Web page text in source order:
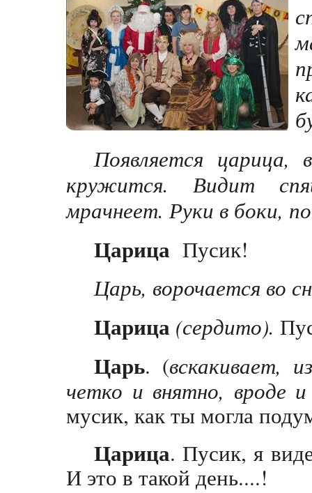
Появляется царица,
кружится. Видит
мрачнеет. Руки в боки,
Царица Пусик!
Царь, ворочается во
Царица (сердито).
Царь. (вскакивает,
четко и внятно, вроде
мусик, как ты могла
Царица. Пусик, я
И это в такой день....!